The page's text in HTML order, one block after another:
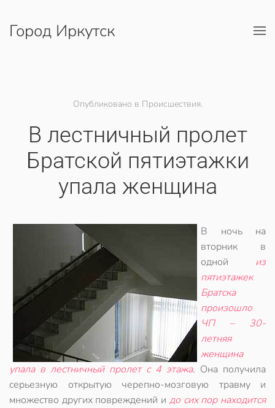
Перейти к содержимому
Город Иркутск
Опубликовано в Происшествия.
В лестничный пролет
Братской пятиэтажки
упала женщина
В ночь на
вторник в
одной из
пятиэтажек
Братска
произошло
ЧП – 30-
летняя
женщина
упала в лестничный пролет с 4 этажа. Она получила
серьезную открытую черепно-мозговую травму и
множество других повреждений и до сих пор находится